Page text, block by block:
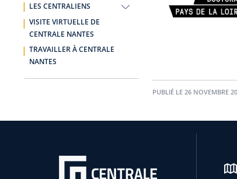
LES CENTRALIENS
VISITE VIRTUELLE DE
CENTRALE NANTES
TRAVAILLER À CENTRALE
NANTES
PUBLIÉ LE 26 NOVEMBRE